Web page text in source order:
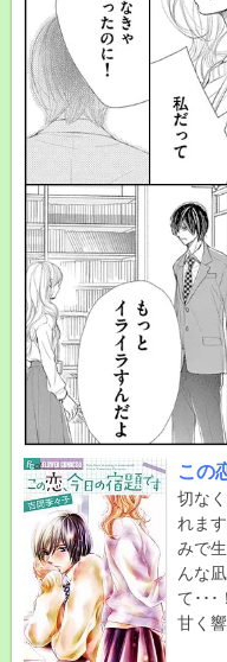
この
切な
れま
みで
んな
て･･･
甘く